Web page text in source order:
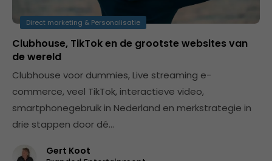
Direct marketing & Personalisatie
Clubhouse, TikTok en de grootste websites van
de wereld
Clubhouse voor dummies, Live streaming e-
commerce, veel TikTok, interactieve video,
smartphonegebruik in Nederland en merkstrategie in
drie stappen door dé…
Gert Koot